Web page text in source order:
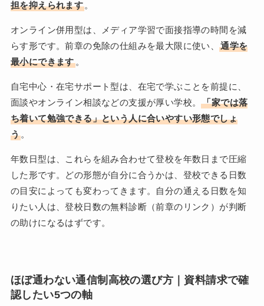
担を抑えられます 。
オンライン併用型は、メディア学習で面接指導の時間を減
らす形です。前章の免除の仕組みを最大限に使い、通学を
最小にできます。
自宅中心・在宅サポート型は、在宅で学ぶことを前提に、
面談やオンライン相談などの支援が厚い学校。「家では落
ち着いて勉強できる」という人に合いやすい形態でしょ
う 。
年数日型は、これらを組み合わせて登校を年数日まで圧縮
した形です。どの形態が自分に合うかは、登校できる日数
の目安によっても変わってきます。自分の通える日数を知
りたい人は、登校日数の無料診断（前章のリンク）が判断
の助けになるはずです。
ほぼ通わない通信制高校の選び方｜資料請求で確
認したい5つの軸